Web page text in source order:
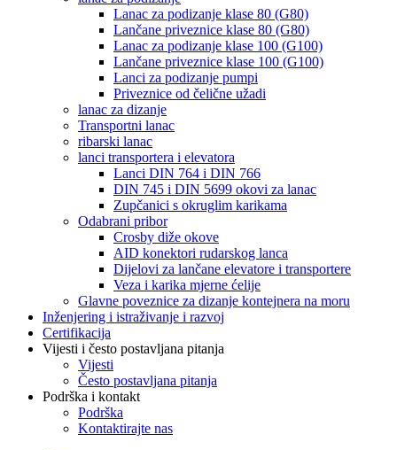
Lanac za podizanje klase 80 (G80)
Lančane priveznice klase 80 (G80)
Lanac za podizanje klase 100 (G100)
Lančane priveznice klase 100 (G100)
Lanci za podizanje pumpi
Priveznice od čelične užadi
lanac za dizanje
Transportni lanac
ribarski lanac
lanci transportera i elevatora
Lanci DIN 764 i DIN 766
DIN 745 i DIN 5699 okovi za lanac
Zupčanici s okruglim karikama
Odabrani pribor
Crosby diže okove
AID konektori rudarskog lanca
Dijelovi za lančane elevatore i transportere
Veza i karika mjerne ćelije
Glavne poveznice za dizanje kontejnera na moru
Inženjering i istraživanje i razvoj
Certifikacija
Vijesti i često postavljana pitanja
Vijesti
Često postavljana pitanja
Podrška i kontakt
Podrška
Kontaktirajte nas